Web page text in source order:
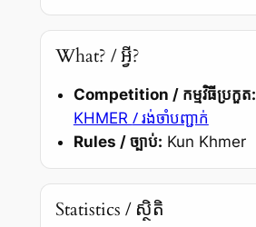
What? / អ្វី?
Competition / កម្មវិធីប្រកួត:
KHMER / រង់ចាំបញ្ជាក់
Rules / ច្បាប់: Kun Khmer
Statistics / ស្ថិតិ